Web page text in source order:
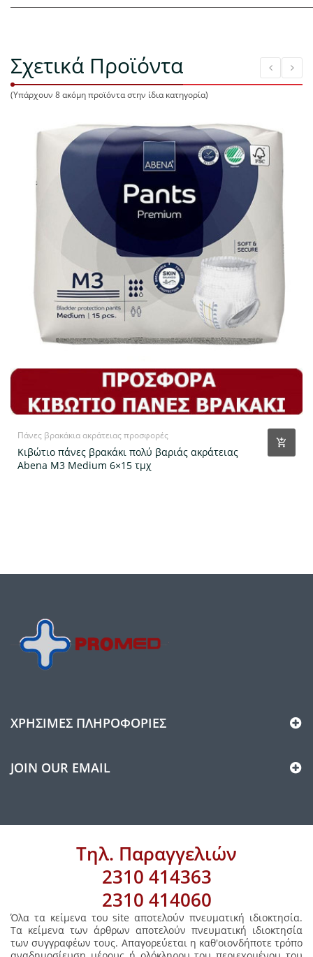
Σχετικά Προϊόντα
(Υπάρχουν 8 ακόμη προϊόντα στην ίδια κατηγορία)
Πάνες βρακάκια ακράτειας προσφορές
Κιβώτιο πάνες βρακάκι πολύ βαριάς ακράτειας
Abena M3 Medium 6×15 τμχ
ΧΡΉΣΙΜΕΣ ΠΛΗΡΟΦΟΡΊΕΣ
JOIN OUR EMAIL
Τηλ. Παραγγελιών
2310 414363
2310 414060
Όλα τα κείμενα του site αποτελούν πνευματική ιδιοκτησία.
Τα κείμενα των άρθρων αποτελούν πνευματική ιδιοκτησία
των συγγραφέων τους. Απαγορεύεται η καθ'οιονδήποτε τρόπο